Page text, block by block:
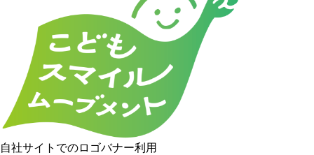
自社サイトでのロゴバナー利用